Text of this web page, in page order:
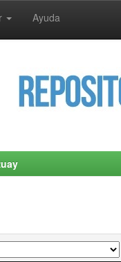
Ayuda